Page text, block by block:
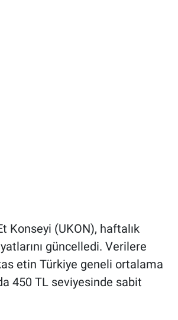
Konseyi (UKON), haftalık
güncelledi. Verilere
etin Türkiye geneli ortalama
450 TL seviyesinde sabit